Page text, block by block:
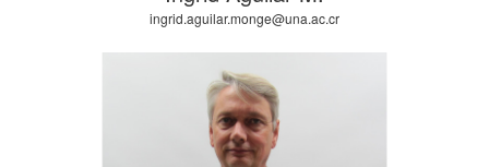
ingrid.aguilar.monge@una.ac.cr